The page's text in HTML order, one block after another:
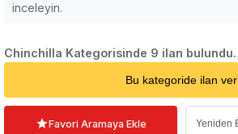
inceleyin.
Chinchilla Kategorisinde 9 ilan bulundu.
Bu kategoride ilan ver
Favori Aramaya Ekle